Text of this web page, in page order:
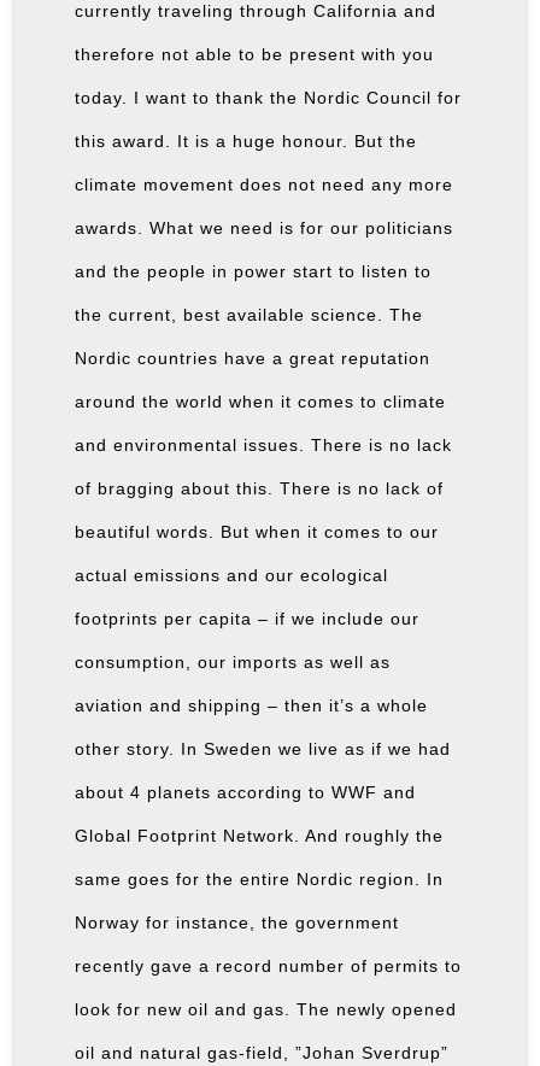
currently traveling through California and
therefore not able to be present with you
today. I want to thank the Nordic Council for
this award. It is a huge honour. But the
climate movement does not need any more
awards. What we need is for our politicians
and the people in power start to listen to
the current, best available science. The
Nordic countries have a great reputation
around the world when it comes to climate
and environmental issues. There is no lack
of bragging about this. There is no lack of
beautiful words. But when it comes to our
actual emissions and our ecological
footprints per capita – if we include our
consumption, our imports as well as
aviation and shipping – then it’s a whole
other story. In Sweden we live as if we had
about 4 planets according to WWF and
Global Footprint Network. And roughly the
same goes for the entire Nordic region. In
Norway for instance, the government
recently gave a record number of permits to
look for new oil and gas. The newly opened
oil and natural gas-field, ”Johan Sverdrup”